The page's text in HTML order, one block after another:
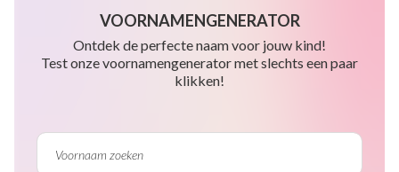
VOORNAMENGENERATOR
Ontdek de perfecte naam voor jouw kind!
Test onze voornamengenerator met slechts een paar
klikken!